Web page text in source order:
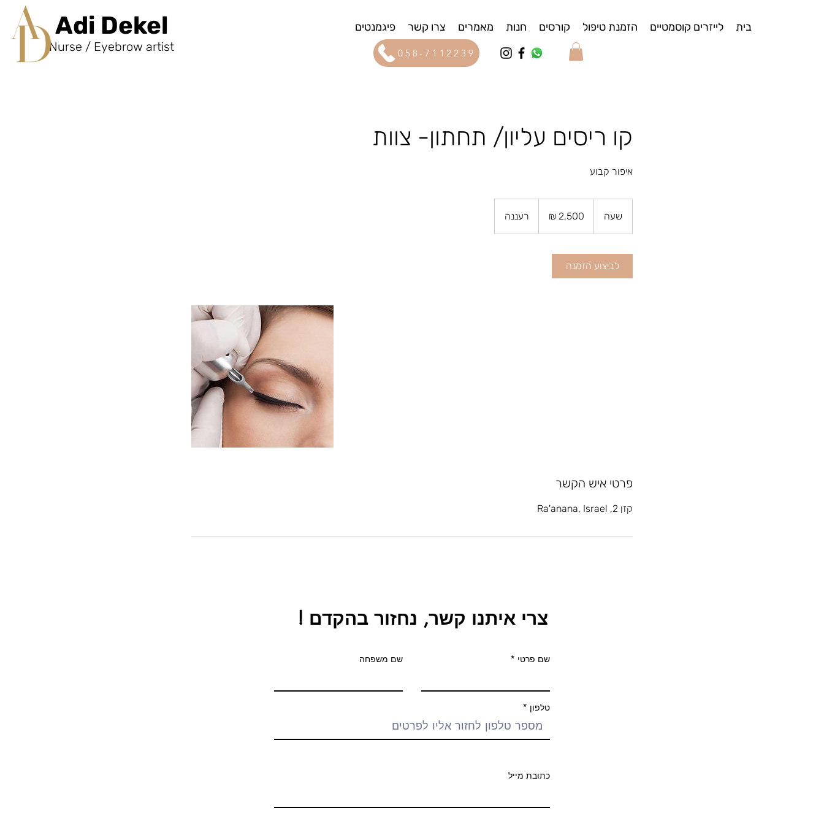
Adi Dekel
Nurse / Eyebrow artist
בית לייזרים קוסמטיים הזמנת טיפול קורסים חנות מאמרים צרו קשר פיגמנטים
058-7112239
קו ריסים עליון/ תחתון- צוות
איפור קבוע
שעה
ע
חדשים
רעננה
לביצוע הזמנה
פרטי איש הקשר
קזן 2, Ra'anana, Israel
צרי איתנו קשר, נחזור בהקדם !
שם משפחה שם פרטי
טלפון
כתובת מייל